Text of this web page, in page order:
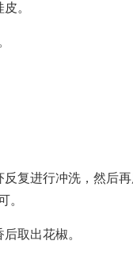
。
进行冲洗，然后再
。
取出花椒。